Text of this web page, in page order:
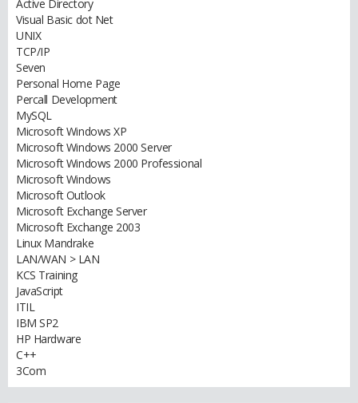
Active Directory
Visual Basic dot Net
UNIX
TCP/IP
Seven
Personal Home Page
Percall Development
MySQL
Microsoft Windows XP
Microsoft Windows 2000 Server
Microsoft Windows 2000 Professional
Microsoft Windows
Microsoft Outlook
Microsoft Exchange Server
Microsoft Exchange 2003
Linux Mandrake
LAN/WAN > LAN
KCS Training
JavaScript
ITIL
IBM SP2
HP Hardware
C++
3Com